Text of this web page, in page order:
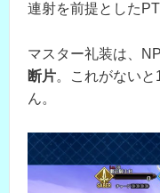
連射を前提としたPT
マスター礼装は、
断片。これがない
ん。